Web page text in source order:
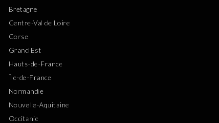
Bretagne
Centre-Val de Loire
Corse
Grand Est
Hauts-de-France
Île-de-France
Normandie
Nouvelle-Aquitaine
Occitanie